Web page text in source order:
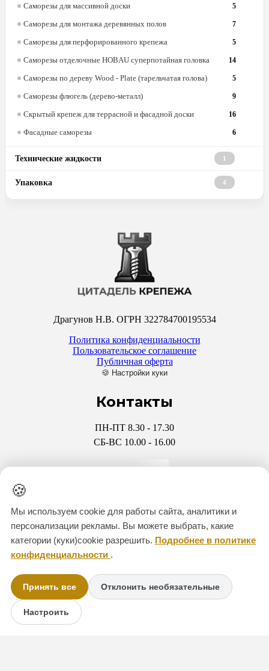
Саморезы для массивной доски 5
Саморезы для монтажа деревянных полов 7
Саморезы для перфорированного крепежа 5
Саморезы отделочные HOBAU суперпотайная головка 14
Саморезы по дереву Wood - Plate (тарельчатая голова) 5
Саморезы флюгель (дерево-металл) 9
Скрытый крепеж для террасной и фасадной доски 16
Фасадные саморезы 6
Технические жидкости 1
Упаковка 4
Драгунов Н.В. ОГРН 322784700195534
Политика конфиденциальности
Пользовательское соглашение
Публичная оферта
🍪 Настройки куки
Контакты
ПН-ПТ 8.30 - 17.30
СБ-ВС 10.00 - 16.00
+7 931 970-47-32
CITADEL-KREP@YANDEX
Мессенджеры
🍪
Мы используем cookie для работы сайта, аналитики и
персонализации рекламы. Вы можете выбрать, какие
категории (куки)cookie разрешить. Подробнее в политике
конфиденциальности .
Принять все Отклонить необязательные
Настроить